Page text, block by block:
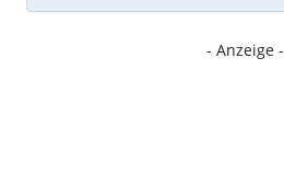
- Anzeige -